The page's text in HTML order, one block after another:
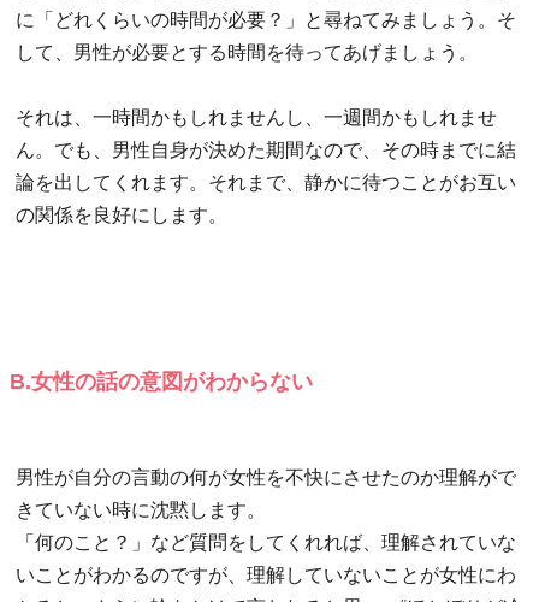
に「どれくらいの時間が必要？」と尋ねてみましょう。そ
して、男性が必要とする時間を待ってあげましょう。
それは、一時間かもしれませんし、一週間かもしれませ
ん。でも、男性自身が決めた期間なので、その時までに結
論を出してくれます。それまで、静かに待つことがお互い
の関係を良好にします。
B.女性の話の意図がわからない
男性が自分の言動の何が女性を不快にさせたのか理解がで
きていない時に沈黙します。
「何のこと？」など質問をしてくれれば、理解されていな
いことがわかるのですが、理解していないことが女性にわ